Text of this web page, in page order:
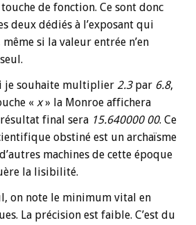
de fonction. Ce sont donc
deux dédiés à l’exposant qui
si la valeur entrée n’en
je souhaite multiplier 2.3par 6.8,
« x» la Monroe affichera
final sera 15.640000 00. Ce
obstiné est un archaïsme
machines de cette époque
la lisibilité.
on note le minimum vital en
La précision est faible. C’est du